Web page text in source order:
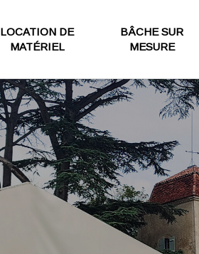
LOCATION DE
MATÉRIEL
BÂCHE SUR
MESURE